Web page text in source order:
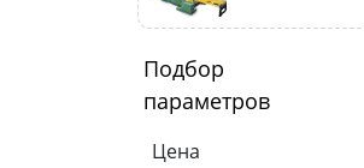
Подбор
параметров
Цена